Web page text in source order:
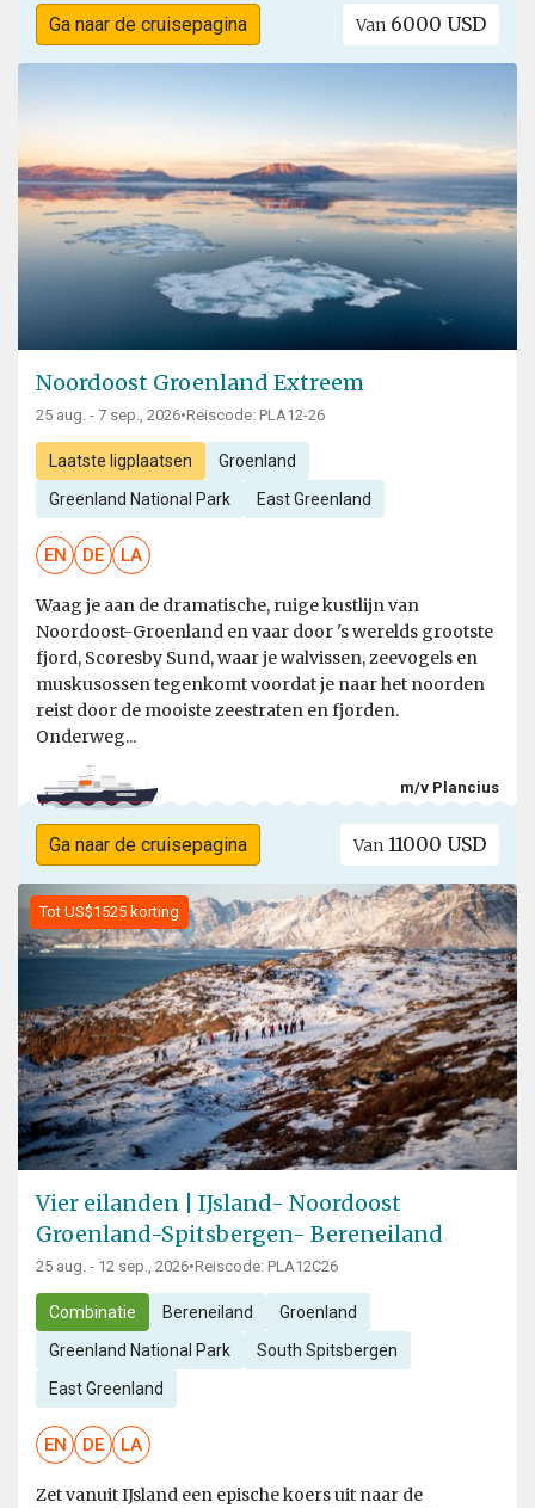
Ga naar de cruisepagina Van 6000 USD
Noordoost Groenland Extreem
25 aug. - 7 sep., 2026•Reiscode: PLA12-26
Laatste ligplaatsen Groenland
Greenland National Park East Greenland
EN DE LA
Waag je aan de dramatische, ruige kustlijn van
Noordoost-Groenland en vaar door 's werelds grootste
fjord, Scoresby Sund, waar je walvissen, zeevogels en
muskusossen tegenkomt voordat je naar het noorden
reist door de mooiste zeestraten en fjorden.
Onderweg...
m/v Plancius
Ga naar de cruisepagina Van 11000 USD
Tot US$1525 korting
Vier eilanden | IJsland- Noordoost
Groenland-Spitsbergen- Bereneiland
25 aug. - 12 sep., 2026•Reiscode: PLA12C26
Combinatie Bereneiland Groenland
Greenland National Park South Spitsbergen
East Greenland
EN DE LA
Zet vanuit IJsland een epische koers uit naar de